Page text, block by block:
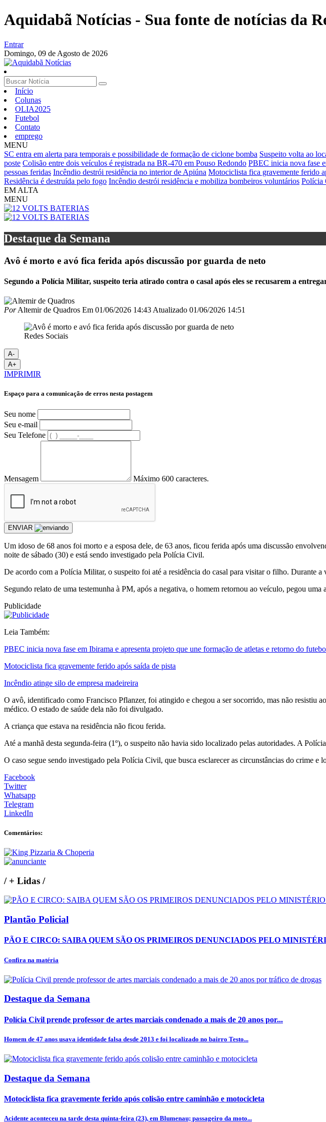
Aquidabã Notícias - Sua fonte de notícias da
Entrar
Domingo, 09 de Agosto de 2026
Início
Colunas
OLIA2025
Futebol
Contato
emprego
MENU
SC entra em alerta para temporais e possibilidade de formação de ciclone bomba Suspeito volta ao
poste Colisão entre dois veículos é registrada na BR-470 em Pouso Redondo PBEC inicia nova fase
pessoas feridas Incêndio destrói residência no interior de Apiúna Motociclista fica gravemente ferido
Residência é destruída pelo fogo Incêndio destrói residência e mobiliza bombeiros voluntários Polícia
EM ALTA
MENU
Destaque da Semana
Avô é morto e avó fica ferida após discussão por guarda de neto
Segundo a Polícia Militar, suspeito teria atirado contra o casal após eles se recusarem a
PorAltemir de Quadros Em 01/06/2026 14:43 Atualizado 01/06/2026 14:51
Redes Sociais
A-
A+
IMPRIMIR
Espaço para a comunicação de erros nesta postagem
Seu nome
Seu e-mail
Seu Telefone
Mensagem Máximo 600 caracteres.
ENVIAR
Um idoso de 68 anos foi morto e a esposa dele, de 63 anos, ficou ferida após uma discussão
noite de sábado (30) e está sendo investigado pela Polícia Civil.
De acordo com a Polícia Militar, o suspeito foi até a residência do casal para visitar o filho. Durante a
Segundo relato de uma testemunha à PM, após a negativa, o homem retornou ao veículo, pegou
Publicidade
Leia Também:
PBEC inicia nova fase em Ibirama e apresenta projeto que une formação de atletas e retorno do
Motociclista fica gravemente ferido após saída de pista
Incêndio atinge silo de empresa madeireira
O avô, identificado como Francisco Pflanzer, foi atingido e chegou a ser socorrido, mas não resistiu
médico. O estado de saúde dela não foi divulgado.
A criança que estava na residência não ficou ferida.
Até a manhã desta segunda-feira (1º), o suspeito não havia sido localizado pelas autoridades. A
O caso segue sendo investigado pela Polícia Civil, que busca esclarecer as circunstâncias do crime e
Facebook
Twitter
Whatsapp
Telegram
LinkedIn
Comentários:
/+ Lidas /
Plantão Policial
PÃO E CIRCO: SAIBA QUEM SÃO OS PRIMEIROS DENUNCIADOS PELO
Confira na matéria
Destaque da Semana
Polícia Civil prende professor de artes marciais condenado a mais de 20 anos por...
Homem de 47 anos usava identidade falsa desde 2013 e foi localizado no bairro Testo...
Destaque da Semana
Motociclista fica gravemente ferido após colisão entre caminhão e motocicleta
Acidente aconteceu na tarde desta quinta-feira (23), em Blumenau; passageiro da moto...